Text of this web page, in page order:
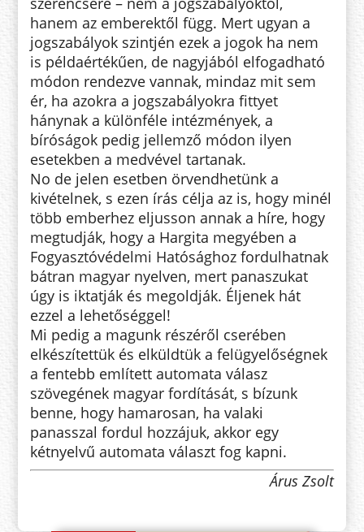
hanem az emberektől függ. Mert ugyan a
jogszabályok szintjén ezek a jogok ha nem
is példaértékűen, de nagyjából elfogadható
módon rendezve vannak, mindaz mit sem
ér, ha azokra a jogszabályokra fittyet
hánynak a különféle intézmények, a
bíróságok pedig jellemző módon ilyen
esetekben a medvével tartanak.
No de jelen esetben örvendhetünk a
kivételnek, s ezen írás célja az is, hogy minél
több emberhez eljusson annak a híre, hogy
megtudják, hogy a Hargita megyében a
Fogyasztóvédelmi Hatósághoz fordulhatnak
bátran magyar nyelven, mert panaszukat
úgy is iktatják és megoldják. Éljenek hát
ezzel a lehetőséggel!
Mi pedig a magunk részéről cserében
elkészítettük és elküldtük a felügyelőségnek
a fentebb említett automata válasz
szövegének magyar fordítását, s bízunk
benne, hogy hamarosan, ha valaki
panasszal fordul hozzájuk, akkor egy
kétnyelvű automata választ fog kapni.
Árus Zsolt